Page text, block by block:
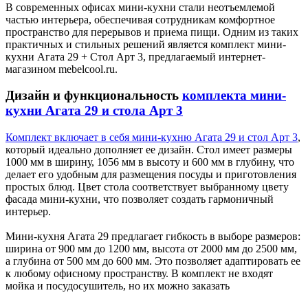
В современных офисах мини-кухни стали неотъемлемой
частью интерьера, обеспечивая сотрудникам комфортное
пространство для перерывов и приема пищи. Одним из таких
практичных и стильных решений является комплект мини-
кухни Агата 29 + Стол Арт 3, предлагаемый интернет-
магазином mebelcool.ru.
Дизайн и функциональность комплекта мини-
кухни Агата 29 и стола Арт 3
Комплект включает в себя мини-кухню Агата 29 и стол Арт 3,
который идеально дополняет ее дизайн. Стол имеет размеры
1000 мм в ширину, 1056 мм в высоту и 600 мм в глубину, что
делает его удобным для размещения посуды и приготовления
простых блюд. Цвет стола соответствует выбранному цвету
фасада мини-кухни, что позволяет создать гармоничный
интерьер.
Мини-кухня Агата 29 предлагает гибкость в выборе размеров:
ширина от 900 мм до 1200 мм, высота от 2000 мм до 2500 мм,
а глубина от 500 мм до 600 мм. Это позволяет адаптировать ее
к любому офисному пространству. В комплект не входят
мойка и посудосушитель, но их можно заказать